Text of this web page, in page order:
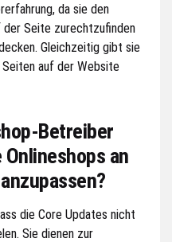
da sie den
Seite zurechtzufinden
Gleichzeitig gibt sie
auf der Website
Betreiber
an
die Core Updates nicht
Sie dienen zur